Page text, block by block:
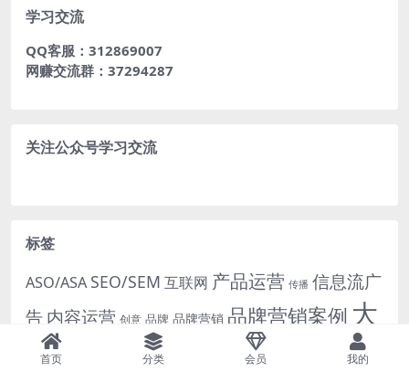
学习交流
QQ客服：312869007
网赚交流群：37294287
关注公众号学习交流
标签
ASO/ASA SEO/SEM 互联网 产品运营 传播 信息流广
告 内容运营 创意 品牌 品牌营销 品牌营销案例 大
厂动态
市场洞察 广告 广告文案创
首页 分类 会员 我的